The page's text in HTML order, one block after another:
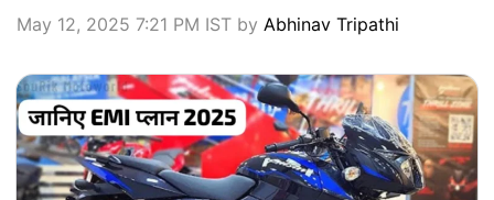
May 12, 2025 7:21 PM IST by Abhinav Tripathi